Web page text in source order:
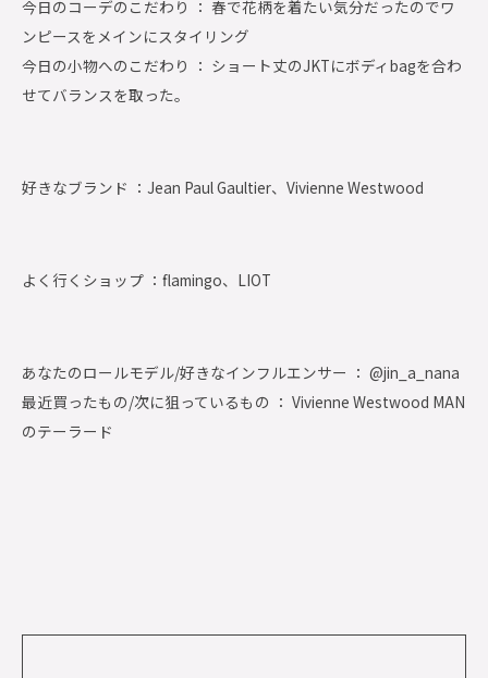
今日のコーデのこだわり ： 春で花柄を着たい気分だったのでワ
ンピースをメインにスタイリング
今日の小物へのこだわり ： ショート丈のJKTにボディbagを合わ
せてバランスを取った。
好きなブランド ： Jean Paul Gaultier、Vivienne Westwood
よく行くショップ ： flamingo、LIOT
あなたのロールモデル/好きなインフルエンサー ： @jin_a_nana
最近買ったもの/次に狙っているもの ： Vivienne Westwood MAN
のテーラード